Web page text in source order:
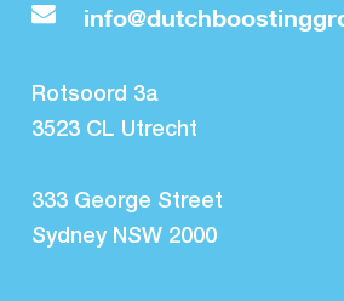
Rotsoord 3a
3523 CL Utrecht
333 George Street
Sydney NSW 2000